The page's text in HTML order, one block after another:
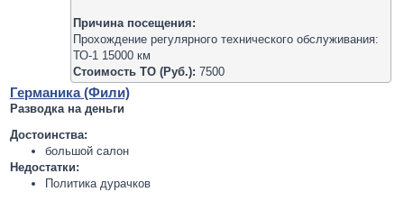
Причина посещения:
Прохождение регулярного технического обслуживания:
ТО-1 15000 км
Стоимость ТО (Руб.): 7500
Германика (Фили)
Разводка на деньги
Достоинства:
большой салон
Недостатки:
Политика дурачков